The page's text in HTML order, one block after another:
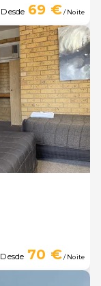
Desde 69 €/ Noite
Desde 70 €/ Noite